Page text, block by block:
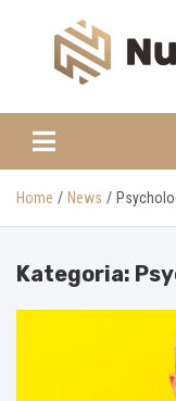
Home News
Kategoria: